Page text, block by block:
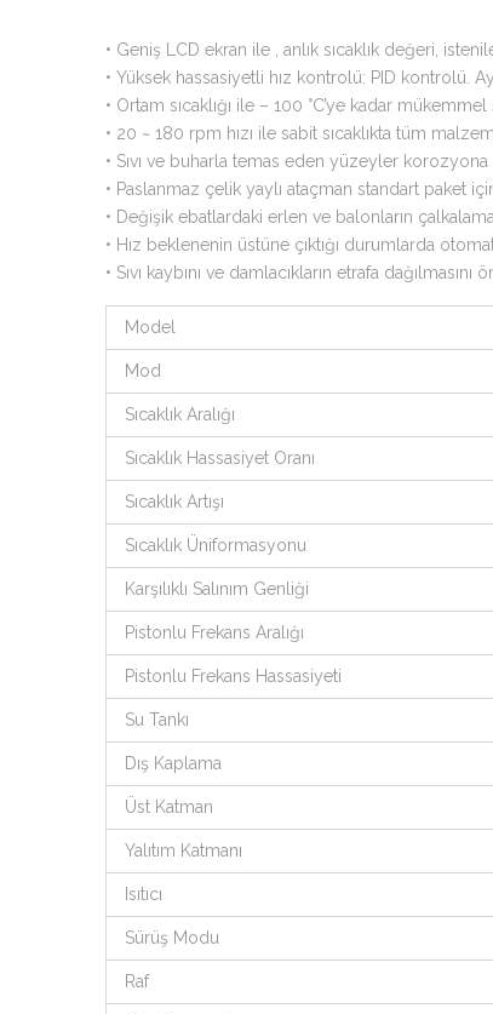
• Geniş LCD ekran ile , anlık sıcaklık değeri,
• Yüksek hassasiyetli hız kontrolü: PID kontrolü.
• Ortam sıcaklığı ile – 100 °C’ye kadar mükemmel
• 20 ~ 180 rpm hızı ile sabit sıcaklıkta tüm
• Sıvı ve buharla temas eden yüzeyler
• Paslanmaz çelik yaylı ataçman standart paket
• Değişik ebatlardaki erlen ve balonların
• Hız beklenenin üstüne çıktığı durumlarda
• Sıvı kaybını ve damlacıkların etrafa
Model
Mod
Sıcaklık Aralığı
Sıcaklık Hassasiyet Oranı
Sıcaklık Artışı
Sıcaklık Üniformasyonu
Karşılıklı Salınım Genliği
Pistonlu Frekans Aralığı
Pistonlu Frekans Hassasiyeti
Su Tankı
Dış Kaplama
Üst Katman
Yalıtım Katmanı
Isıtıcı
Sürüş Modu
Raf